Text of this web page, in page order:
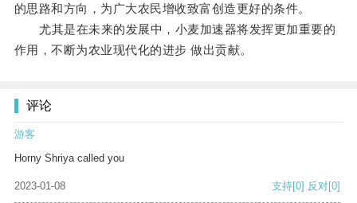
的思路和方向，为广大农民增收致富创造更好的条件。
尤其是在未来的发展中，小麦加速器将发挥更加重要的
作用，不断为农业现代化的进步 做出贡献。
评论
游客
Horny Shriya called you
2023-01-08 支持[0] 反对[0]